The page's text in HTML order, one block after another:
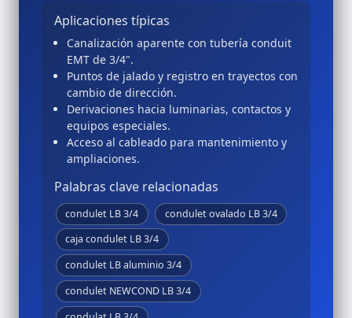
Aplicaciones típicas
Canalización aparente con tubería conduit
EMT de 3/4".
Puntos de jalado y registro en trayectos con
cambio de dirección.
Derivaciones hacia luminarias, contactos y
equipos especiales.
Acceso al cableado para mantenimiento y
ampliaciones.
Palabras clave relacionadas
condulet LB 3/4
condulet ovalado LB 3/4
caja condulet LB 3/4
condulet LB aluminio 3/4
condulet NEWCOND LB 3/4